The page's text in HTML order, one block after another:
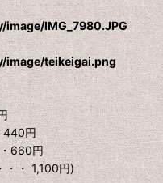
IMG_7980.JPG
teikeigai.png
440円
660円
・ 1,100円)